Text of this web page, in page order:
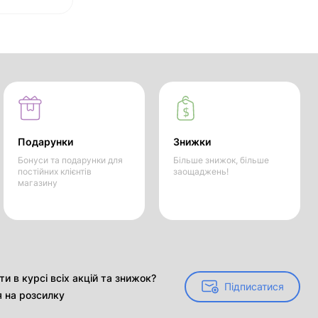
Подарунки
Бонуси та подарунки для
постійних клієнтів
магазину
Знижки
Більше знижок, більше
заощаджень!
в курсі всіх акцій та знижок?
на розсилку
Підписатися
Підписатися